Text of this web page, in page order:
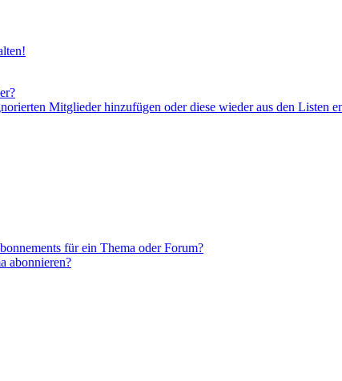
Mitglieder hinzufügen oder diese wieder aus den Listen
für ein Thema oder Forum?
abonnieren?